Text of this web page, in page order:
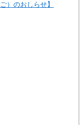
）のおしらせ】